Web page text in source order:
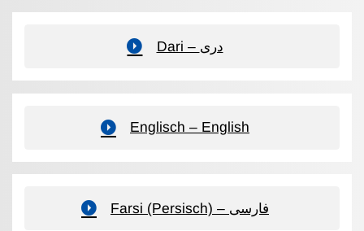
Dari – دری
Englisch – English
Farsi (Persisch) – فارسی